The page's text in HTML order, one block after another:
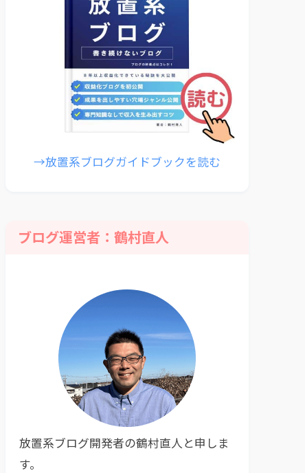
→放置系ブログガイドブックを読む
ブログ運営者：鶴村直人
放置系ブログ開発者の鶴村直人と申しま
す。